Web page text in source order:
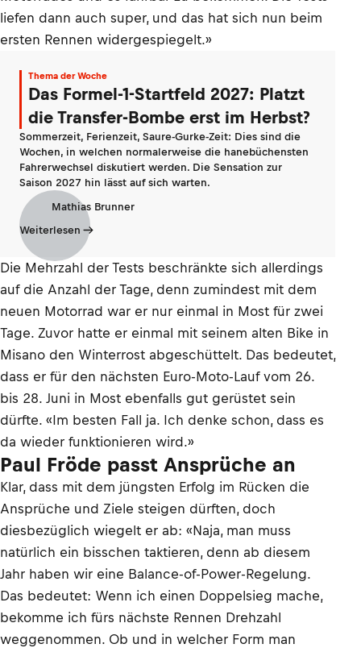
liefen dann auch super, und das hat sich nun beim
ersten Rennen widergespiegelt.»
Thema der Woche
Das Formel-1-Startfeld 2027: Platzt
die Transfer-Bombe erst im Herbst?
Sommerzeit, Ferienzeit, Saure-Gurke-Zeit: Dies sind die
Wochen, in welchen normalerweise die hanebüchensten
Fahrerwechsel diskutiert werden. Die Sensation zur
Saison 2027 hin lässt auf sich warten.
Mathias Brunner
Weiterlesen
Die Mehrzahl der Tests beschränkte sich allerdings
auf die Anzahl der Tage, denn zumindest mit dem
neuen Motorrad war er nur einmal in Most für zwei
Tage. Zuvor hatte er einmal mit seinem alten Bike in
Misano den Winterrost abgeschüttelt. Das bedeutet,
dass er für den nächsten Euro-Moto-Lauf vom 26.
bis 28. Juni in Most ebenfalls gut gerüstet sein
dürfte. «Im besten Fall ja. Ich denke schon, dass es
da wieder funktionieren wird.»
Paul Fröde passt Ansprüche an
Klar, dass mit dem jüngsten Erfolg im Rücken die
Ansprüche und Ziele steigen dürften, doch
diesbezüglich wiegelt er ab: «Naja, man muss
natürlich ein bisschen taktieren, denn ab diesem
Jahr haben wir eine Balance-of-Power-Regelung.
Das bedeutet: Wenn ich einen Doppelsieg mache,
bekomme ich fürs nächste Rennen Drehzahl
weggenommen. Ob und in welcher Form man